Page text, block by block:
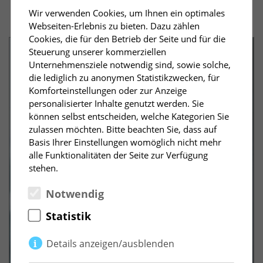
Kategorie Impact Leader
Joanna Beck
Toll Collect GmbH
Wir verwenden Cookies, um Ihnen ein optimales
Webseiten-Erlebnis zu bieten. Dazu zählen
Cookies, die für den Betrieb der Seite und für die
Steuerung unserer kommerziellen
Unternehmensziele notwendig sind, sowie solche,
die lediglich zu anonymen Statistikzwecken, für
Komforteinstellungen oder zur Anzeige
personalisierter Inhalte genutzt werden. Sie
können selbst entscheiden, welche Kategorien Sie
zulassen möchten. Bitte beachten Sie, dass auf
Basis Ihrer Einstellungen womöglich nicht mehr
alle Funktionalitäten der Seite zur Verfügung
stehen.
Notwendig
Statistik
Details anzeigen/ausblenden